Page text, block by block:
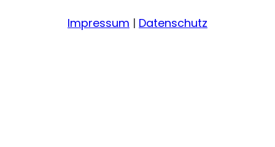
Impressum | Datenschutz